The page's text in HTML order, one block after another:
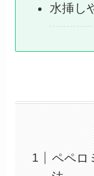
水挿し
ペペロ